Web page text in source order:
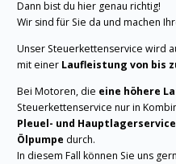
Dann bist du hier genau richtig!
Wir sind für Sie da und machen
Unser Steuerkettenservice wird
mit einer Laufleistung von bis
Bei Motoren, die eine höhere
Steuerkettenservice nur in
Pleuel- und
Ölpumpe durch.
In diesem Fall können Sie uns